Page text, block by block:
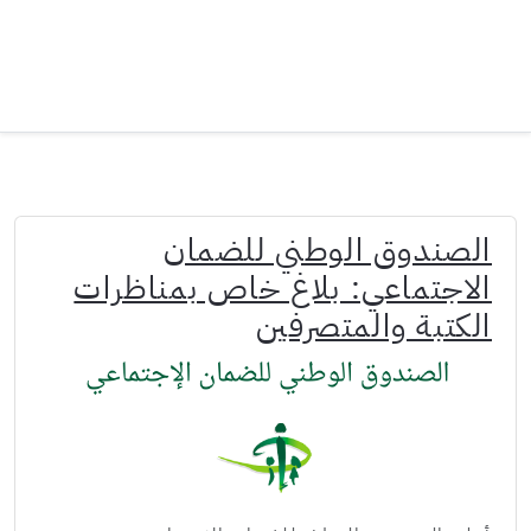
الصندوق الوطني للضمان
الاجتماعي: بلاغ خاص بمناظرات
الكتبة والمتصرفين